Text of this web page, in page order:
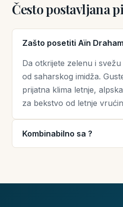
Često postavljana
Zašto posetiti Aïn
Da otkrijete zelenu i
od saharskog imidža.
prijatna klima letnje,
za bekstvo od letnje
Kombinabilno sa ?